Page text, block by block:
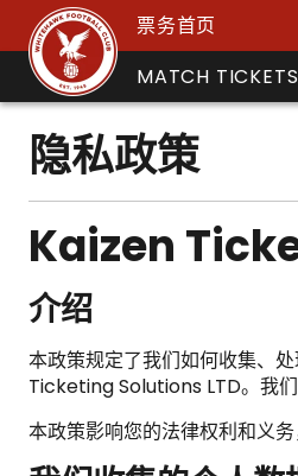
票务首页
MATCH TICKETS
隐私政策
Kaizen
介绍
本政策规定了我们如何收集、
Ticketing Solutions LTD。我们
本政策影响您的法律权利和义